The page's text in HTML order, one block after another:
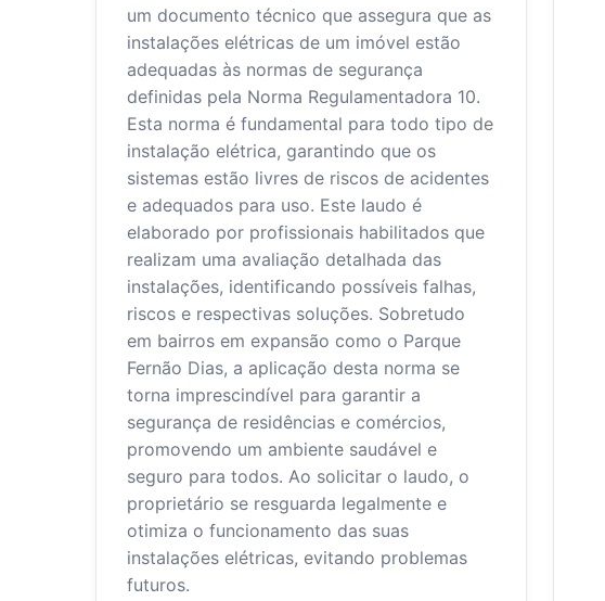
um documento técnico que assegura que as
instalações elétricas de um imóvel estão
adequadas às normas de segurança
definidas pela Norma Regulamentadora 10.
Esta norma é fundamental para todo tipo de
instalação elétrica, garantindo que os
sistemas estão livres de riscos de acidentes
e adequados para uso. Este laudo é
elaborado por profissionais habilitados que
realizam uma avaliação detalhada das
instalações, identificando possíveis falhas,
riscos e respectivas soluções. Sobretudo
em bairros em expansão como o Parque
Fernão Dias, a aplicação desta norma se
torna imprescindível para garantir a
segurança de residências e comércios,
promovendo um ambiente saudável e
seguro para todos. Ao solicitar o laudo, o
proprietário se resguarda legalmente e
otimiza o funcionamento das suas
instalações elétricas, evitando problemas
futuros.